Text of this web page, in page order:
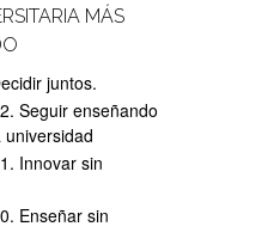
MÁS
juntos.
Seguir enseñando
Innovar sin
Enseñar sin